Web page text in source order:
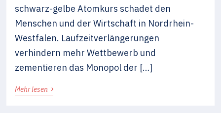
schwarz-gelbe Atomkurs schadet den
Menschen und der Wirtschaft in Nordrhein-
Westfalen. Laufzeitverlängerungen
verhindern mehr Wettbewerb und
zementieren das Monopol der […]
Mehr lesen ›